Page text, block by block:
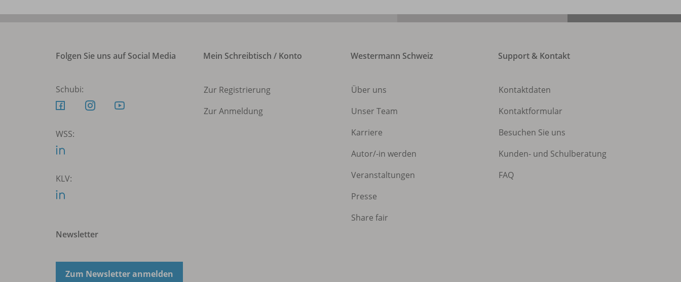
Folgen Sie uns auf Social Media
Schubi:
WSS:
KLV:
Newsletter
Zum Newsletter anmelden
Mein Schreibtisch / Konto
Zur Registrierung
Zur Anmeldung
Westermann Schweiz
Über uns
Unser Team
Karriere
Autor/-in werden
Veranstaltungen
Presse
Share fair
Support & Kontakt
Kontaktdaten
Kontaktformular
Besuchen Sie uns
Kunden- und Schulberatung
FAQ